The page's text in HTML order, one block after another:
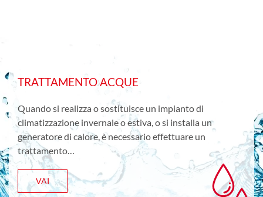
TRATTAMENTO ACQUE
Quando si realizza o sostituisce un impianto di
climatizzazione invernale o estiva, o si installa un
generatore di calore, è necessario effettuare un
trattamento…
VAI